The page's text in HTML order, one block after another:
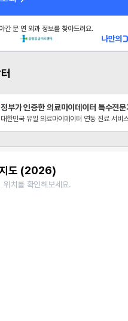
간 문 연 외과 정보를 찾아드려요.
정부가 인증한 의료마이데이터 특수전
대한민국 유일 의료마이데이터 연동 진료 서비
지도 (2026)
위치를 확인해보세요.